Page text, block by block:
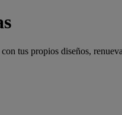
con tus propios diseños,